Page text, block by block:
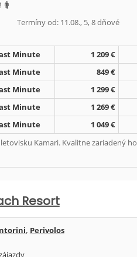
Termíny od: 11.08., 5, 8 dňové
Minute 1 209 €
Minute 849 €
Minute 1 299 €
Minute 1 269 €
Minute 1 049 €
Kamari. Kvalitne zariadený
Resort
, Perivolos